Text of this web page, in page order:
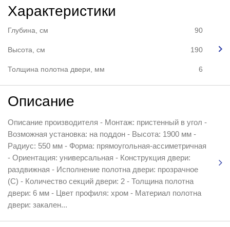
Характеристики
Глубина, см 90
Высота, см 190
Толщина полотна двери, мм 6
Описание
Описание производителя - Монтаж: пристенный в угол -
Возможная установка: на поддон - Высота: 1900 мм -
Радиус: 550 мм - Форма: прямоугольная-ассиметричная
- Ориентация: универсальная - Конструкция двери:
раздвижная - Исполнение полотна двери: прозрачное
(C) - Количество секций двери: 2 - Толщина полотна
двери: 6 мм - Цвет профиля: хром - Материал полотна
двери: закален...